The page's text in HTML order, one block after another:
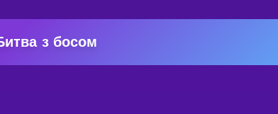
з босом